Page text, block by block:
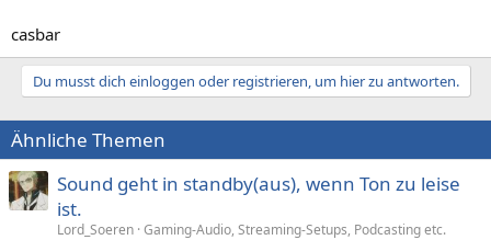
casbar
Du musst dich einloggen oder registrieren, um hier zu antworten.
Ähnliche Themen
Sound geht in standby(aus), wenn Ton zu leise
ist.
Lord_Soeren Gaming-Audio, Streaming-Setups, Podcasting etc.